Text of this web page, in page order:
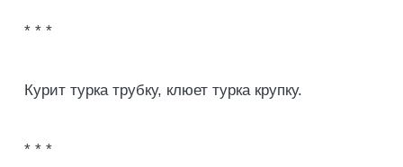
* * *
Курит турка трубку, клюет турка крупку.
* * *